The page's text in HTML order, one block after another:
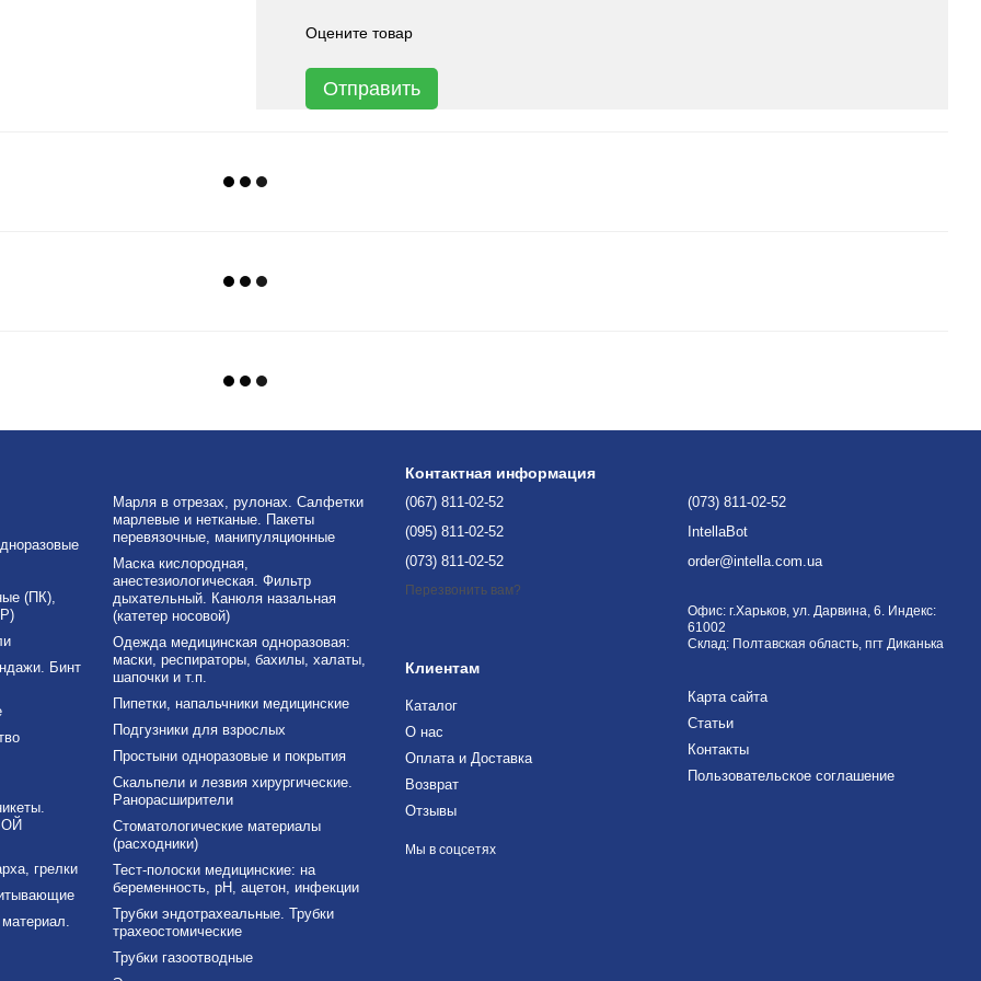
Оцените товар
Отправить
(ПК),
Бинт
грелки
Марля в отрезах, рулонах. Салфетки
марлевые и нетканые. Пакеты
перевязочные, манипуляционные
Маска кислородная,
анестезиологическая. Фильтр
дыхательный. Канюля назальная
(катетер носовой)
Одежда медицинская одноразовая:
маски, респираторы, бахилы, халаты,
шапочки и т.п.
Пипетки, напальчники медицинские
Подгузники для взрослых
Простыни одноразовые и покрытия
Скальпели и лезвия хирургические.
Ранорасширители
Стоматологические материалы
(расходники)
Тест-полоски медицинские: на
беременность, рН, ацетон, инфекции
Трубки эндотрахеальные. Трубки
трахеостомические
Трубки газоотводные
Контактная информация
(067) 811-02-52
(095) 811-02-52
(073) 811-02-52
Перезвонить вам?
(073) 811-02-52
IntellaBot
order@intella.com.ua
Офис: г.Харьков, ул. Дарвина, 6. Индекс:
61002
Склад: Полтавская область, пгт Диканька
Клиентам
Каталог
О нас
Оплата и Доставка
Возврат
Отзывы
Карта сайта
Статьи
Контакты
Пользовательское соглашение
Мы в соцсетях